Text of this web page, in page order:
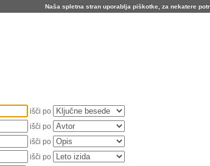
Naša spletna stran uporablja piškotke, za nekatere
išči po
išči po
išči po
išči po